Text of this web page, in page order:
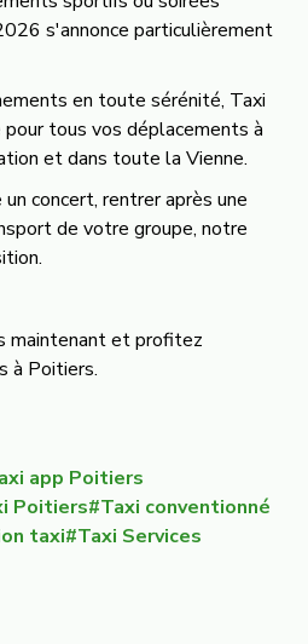
s'annonce particulièrement
en toute sérénité, Taxi
tous vos déplacements à
et dans toute la Vienne.
concert, rentrer après une
de votre groupe, notre
maintenant et profitez
à Poitiers.
app Poitiers
Poitiers#Taxi conventionné
taxi#Taxi Services